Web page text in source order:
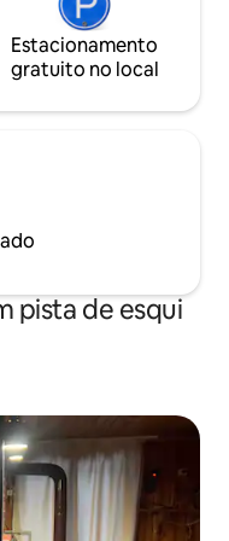
Estacionamento
gratuito no local
pista de esqui